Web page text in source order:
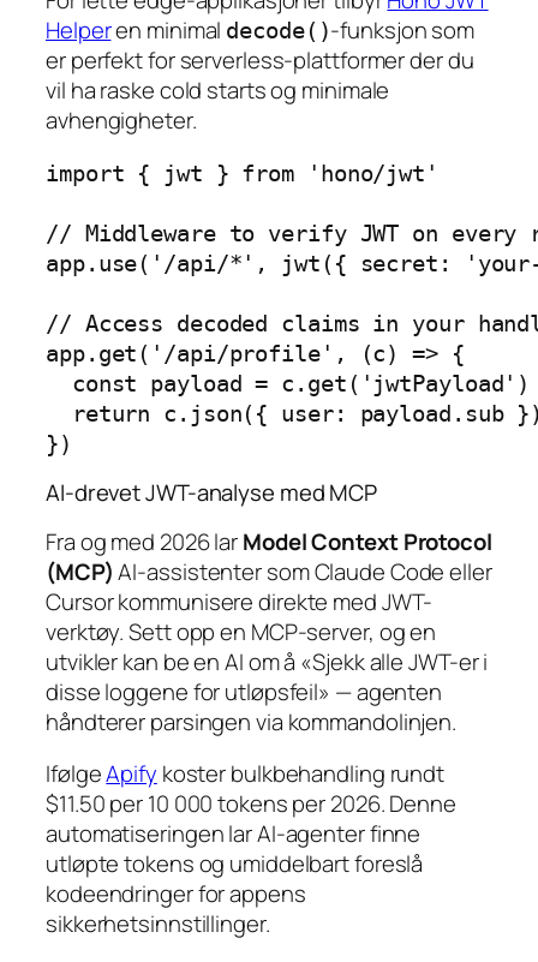
Helperen minimal decode()-funksjon som
er perfekt for serverless-plattformer der du
vil ha raske cold starts og minimale
avhengigheter.
import { jwt } from 'hono/jwt'
// Middleware to verify JWT on every
app.use('/api/*', jwt({ secret:
// Access decoded claims in your
app.get('/api/profile', (c) => {
  const payload = c.get('jwtPayload')
return c.json({ user: payload.sub
AI-drevet JWT-analyse med MCP
Fra og med 2026 larModel Context Protocol
(MCP)AI-assistenter som Claude Code eller
Cursor kommunisere direkte med JWT-
verktøy. Sett opp en MCP-server, og en
utvikler kan be en AI om å «Sjekk alle JWT-er i
disse loggene for utløpsfeil» — agenten
håndterer parsingen via kommandolinjen.
IfølgeApify koster bulkbehandling rundt
$11.50 per 10 000 tokens per 2026. Denne
automatiseringen lar AI-agenter finne
utløpte tokens og umiddelbart foreslå
kodeendringer for appens
sikkerhetsinnstillinger.